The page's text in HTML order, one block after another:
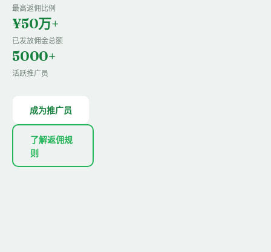
最高返佣比例
¥50万+
已发放佣金总额
5000+
活跃推广员
成为推广员
了解返佣规
则